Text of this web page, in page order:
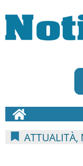
ATTUALITÀ,